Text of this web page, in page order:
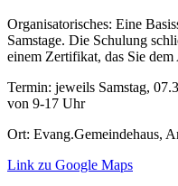
Organisatorisches: Eine
Samstage. Die Schulung
einem Zertifikat, das Sie
Termin: jeweils Samstag,
von 9-17 Uhr
Ort: Evang.Gemeindehaus,
Link zu Google Maps